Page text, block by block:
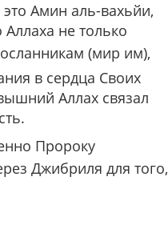
это Амин аль-вахьйи,
не только
(мир им),
в сердца Своих
Аллах связал
Пророку
Джибриля для того,